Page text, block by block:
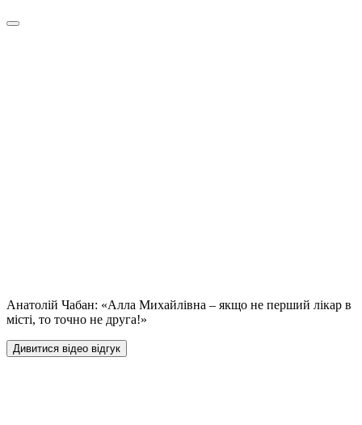
Анатолій Чабан: «Алла Михайлівна – якщо не перший лікар в
місті, то точно не друга!»
Дивитися відео відгук